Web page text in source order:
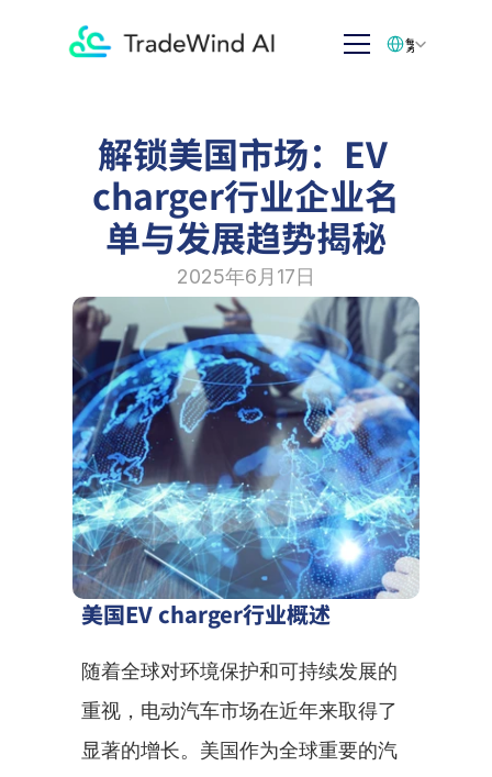
解锁美国市场：EV
charger行业企业名
单与发展趋势揭秘
2025年6月17日
美国EV charger行业概述
随着全球对环境保护和可持续发展的
重视，电动汽车市场在近年来取得了
显著的增长。美国作为全球重要的汽
繁体中文